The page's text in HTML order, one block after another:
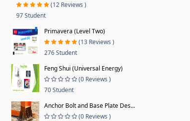
(12 Reviews )
97 Student
Primavera (Level Two)
(13 Reviews )
276 Student
Feng Shui (Universal Energy)
(0 Reviews )
70 Student
Anchor Bolt and Base Plate Des...
(0 Reviews )